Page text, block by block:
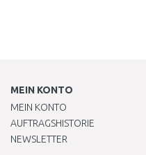
MEIN KONTO
MEIN KONTO
AUFTRAGSHISTORIE
NEWSLETTER